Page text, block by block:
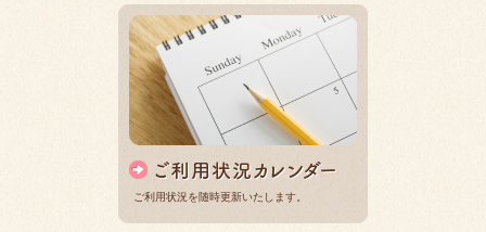
ご利用状況を随時更新いたします。